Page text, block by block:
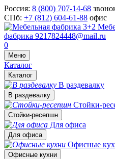
Россия: 8 (800) 707-14-68
СПб: +7 (812) 604-61-88 офис
фабрика 9217824448@mail.ru
0
Меню
Каталог
Каталог
В раздевалку
В раздевалку
Стойки-
Стойки-ресепшн
Для офиса
Для офиса
Офисные
Офисные кухни